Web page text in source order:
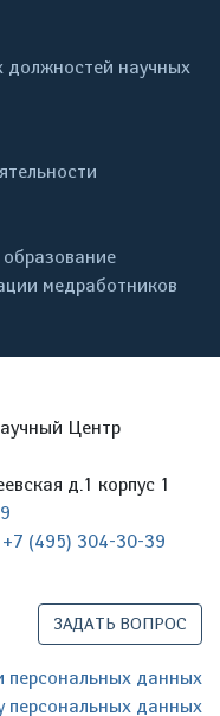
должностей научных
медработников
Центр
д.1 корпус 1
+7 (495) 304-30-39
ЗАДАТЬ ВОПРОС
персональных данных
персональных данных